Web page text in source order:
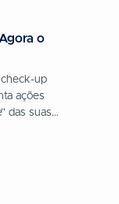
o
check-up
ações
das suas